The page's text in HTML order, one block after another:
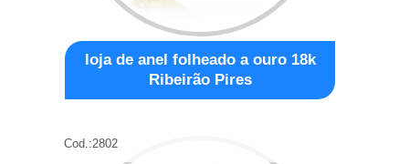
loja de anel folheado a ouro 18k
Ribeirão Pires
Cod.:2802